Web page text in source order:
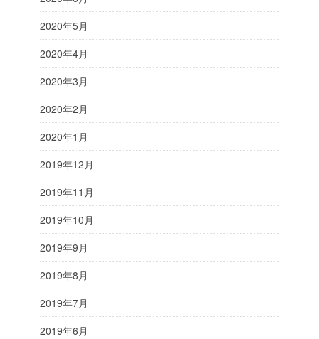
2020年5月
2020年4月
2020年3月
2020年2月
2020年1月
2019年12月
2019年11月
2019年10月
2019年9月
2019年8月
2019年7月
2019年6月